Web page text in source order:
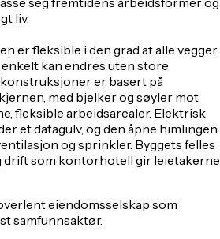
liv.
er fleksible i den grad at alle vegger
kan endres uten store
er basert på
med bjelker og søyler mot
fleksible arbeidsarealer. Elektrisk
et datagulv, og den åpne himlingen
og sprinkler. Byggets felles
drift som kontorhotell gir leietakerne
eiendomsselskap som
samfunnsaktør.